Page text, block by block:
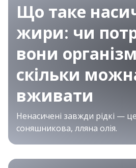
Що таке
жири: чи
вони
скільки
вживати
Ненасичені завжди рідкі —
соняшникова, лляна олія.